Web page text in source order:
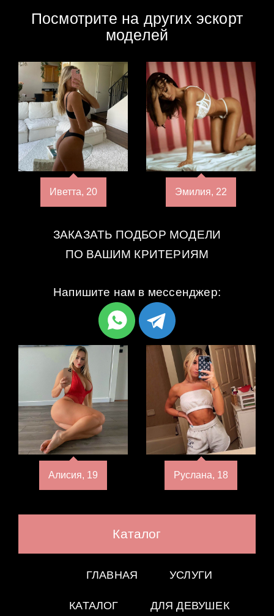
Посмотрите на других эскорт
моделей
Иветта, 20 Эмилия, 22
ЗАКАЗАТЬ ПОДБОР МОДЕЛИ
ПО ВАШИМ КРИТЕРИЯМ
Напишите нам в мессенджер:
Алисия, 19 Руслана, 18
Каталог
ГЛАВНАЯ УСЛУГИ
КАТАЛОГ ДЛЯ ДЕВУШЕК